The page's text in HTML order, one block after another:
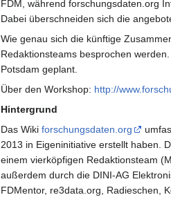
FDM, während forschungsdaten.org
Dabei überschneiden sich die
Wie genau sich die künftige
Redaktionsteams besprochen
Potsdam geplant.
Über den Workshop: http://
Hintergrund
Das Wiki forschungsdaten.org
2013 in Eigeninitiative erstellt haben.
einem vierköpfigen Redaktionsteam
außerdem durch die DINI-AG
FDMentor, re3data.org, Radieschen,